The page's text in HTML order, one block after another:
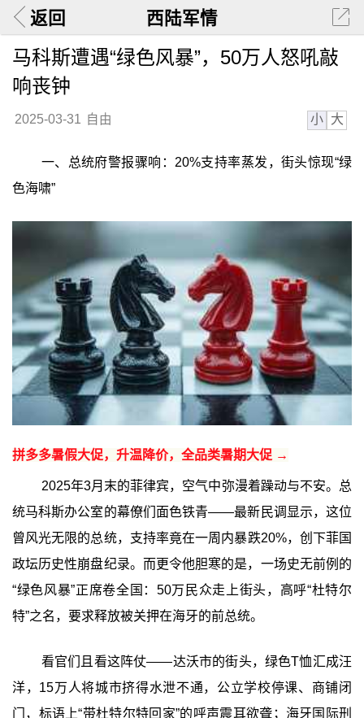
返回 西陆军情
马科斯遭遇“绿色风暴”，50万人怒吼敲
响丧钟
2025-03-31 自由 小 大
一、总统府警报骤响：20%支持率蒸发，街头惊现“绿
色海啸”
拼多多暑假大促，升温降价，全品类暑期大促 →
2025年3月末的菲律宾，空气中弥漫着躁动与不安。总
统马科斯办公室的幕僚们面色铁青——最新民调显示，这位
曾风光无限的总统，支持率竟在一周内暴跌20%，创下菲国
政坛历史性崩盘纪录。而更令他胆寒的是，一场史无前例的
“绿色风暴”正席卷全国：50万民众走上街头，高呼“杜特尔
特”之名，要求释放被关押在海牙的前总统。
看官们且看这阵仗——达沃市的街头，绿色T恤汇成汪
洋，15万人将城市挤得水泄不通，公立学校停课、商铺闭
门，标语上“带杜特尔特回家”的呼声震耳欲聋；海牙国际刑